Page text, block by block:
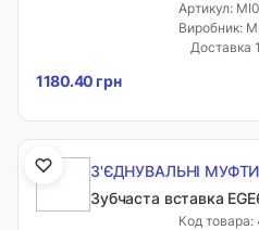
Артикул:
Виробник:
Доставка
1180.40 грн
З'ЄДНУВАЛЬНІ МУФТИ
Зубчаста вставка
Код товара: